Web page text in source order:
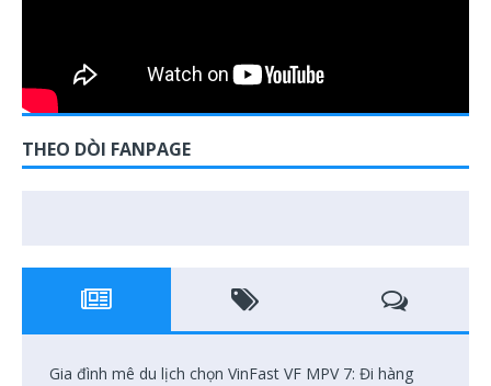
THEO DÒI FANPAGE
Gia đình mê du lịch chọn VinFast VF MPV 7: Đi hàng